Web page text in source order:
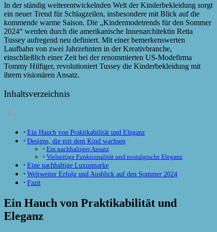
In der ständig weiterentwickelnden Welt der Kinderbekleidung sorgt
ein neuer Trend für Schlagzeilen, insbesondere mit Blick auf die
kommende warme Saison. Die „Kindermodetrends für den Sommer
2024“ werden durch die amerikanische Innenarchitektin Retta
Tussey aufregend neu definiert. Mit einer bemerkenswerten
Laufbahn von zwei Jahrzehnten in der Kreativbranche,
einschließlich einer Zeit bei der renommierten US-Modefirma
Tommy Hilfiger, revolutioniert Tussey die Kinderbekleidung mit
ihrem visionären Ansatz.
Inhaltsverzeichnis
Ein Hauch von Praktikabilität und Eleganz
Designs, die mit dem Kind wachsen
Ein nachhaltiger Ansatz
Vielseitige Funktionalität und nostalgische Eleganz
Eine nachhaltige Luxusmarke
Weltweiter Erfolg und Ausblick auf den Sommer 2024
Fazit
Ein Hauch von Praktikabilität und
Eleganz